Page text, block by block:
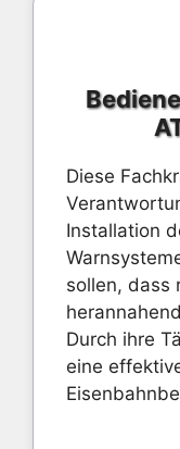
Diese
Installation
sollen, dass
Durch ihre
eine